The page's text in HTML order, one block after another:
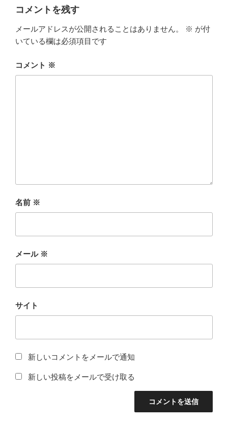
コメントを残す
メールアドレスが公開されることはありません。 ※ が付
いている欄は必須項目です
コメント ※
名前 ※
メール ※
サイト
新しいコメントをメールで通知
新しい投稿をメールで受け取る